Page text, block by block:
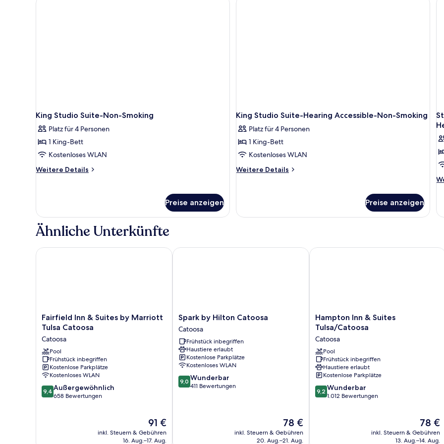
(Hearing)
barrierefrei,
King Studio Suite-Non-Smoking
Platz für 4 Personen
1 King-Bett
Kostenloses WLAN
Weitere Details
Weitere
Suite-
Non-
Smoking
Preise anzeigen
King Studio Suite-Hearing Accessible-Non-Smoking
Platz für 4 Personen
1 King-Bett
Kostenloses WLAN
Weitere Details
Weitere
Suite-
Smoking
Preise anzeigen
Ähnliche Unterkünfte
Fairfield
Inn
Suites
by
Marriott
Tulsa
Catoosa
Catoosa
Fairfield Inn & Suites by Marriott
Tulsa Catoosa
Catoosa
Pool
Frühstück inbegriffen
Kostenlose Parkplätze
Kostenloses WLAN
9.4
von
9,4 Außergewöhnlich
658 Bewertungen
Der
Preis
beträgt
91 €
inkl. Steuern & Gebühren
16. Aug.–17. Aug.
Fairfield Inn & Suites by Marriott Tulsa Catoosa
Spark
by
Hilton
Catoosa
Catoosa
Spark by Hilton Catoosa
Catoosa
Frühstück inbegriffen
Haustiere erlaubt
Kostenlose Parkplätze
Kostenloses WLAN
9.0
von
9,0 Wunderbar
411 Bewertungen
Der
Preis
beträgt
78 €
inkl. Steuern & Gebühren
20. Aug.–21. Aug.
Spark by Hilton Catoosa
Hampton
Inn
Suites
Tulsa/Catoosa
Catoosa
Hampton Inn & Suites
Tulsa/Catoosa
Catoosa
Pool
Frühstück inbegriffen
Haustiere erlaubt
Kostenlose Parkplätze
9.2
von
9,2 Wunderbar
1.012 Bewertungen
Der
Preis
beträgt
78 €
inkl. Steuern & Gebühren
13. Aug.–14. Aug.
Hampton Inn & Suites Tulsa/Catoosa